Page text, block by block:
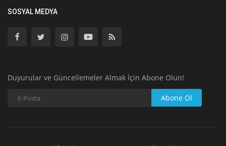
SOSYAL MEDYA
Duyurular ve Güncellemeler Almak İçin Abone Olun!
Abone Ol